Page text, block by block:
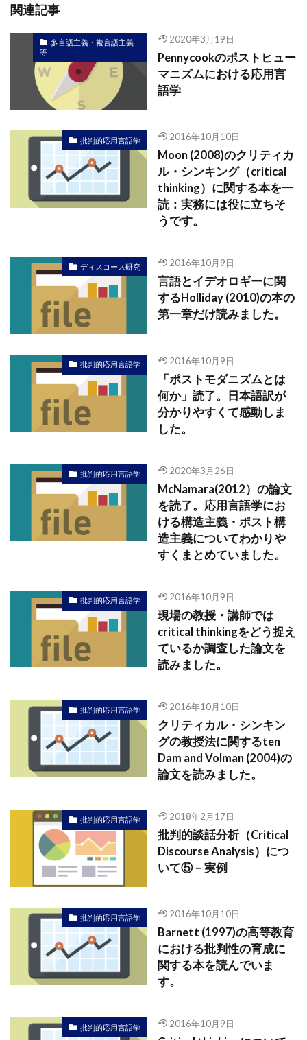
関連記事
多言語主義・複言語主義
等
2020年3月19日
Pennycookのポストヒュー
マニズムにおける応用言
語学
批判的応用言語学 2016年10月10日
Moon (2008)のクリティカ
ル・シンキング（critical
thinking）に関する本を一
読：実務には役に立ちそ
うです。
ディスコース研究 2016年10月9日
言語とイデオロギーに関
するHolliday (2010)の本の
第一章だけ読みました。
批判的応用言語学 2016年10月9日
「ポストモダニズムとは
何か」読了。日本語訳が
分かりやすくて感動しま
した。
批判的応用言語学 2020年3月26日
McNamara(2012）の論文
を読了。応用言語学にお
ける構造主義・ポスト構
造主義についてわかりや
すくまとめていました。
批判的応用言語学 2016年10月9日
現場の教授・講師では
critical thinkingをどう捉え
ているか調査した論文を
読みました。
批判的応用言語学 2016年10月10日
クリティカル・シンキン
グの教授法に関するten
Dam and Volman (2004)の
論文を読みました。
批判的応用言語学 2018年2月17日
批判的談話分析（Critical
Discourse Analysis）につ
いて⑤－実例
批判的応用言語学 2016年10月10日
Barnett (1997)の高等教育
における批判性の育成に
関する本を読んでいま
す。
批判的応用言語学 2016年10月9日